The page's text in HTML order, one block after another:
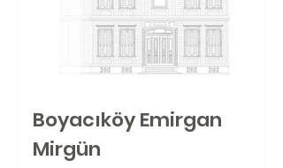
Boyacıköy Emirgan
Mirgün